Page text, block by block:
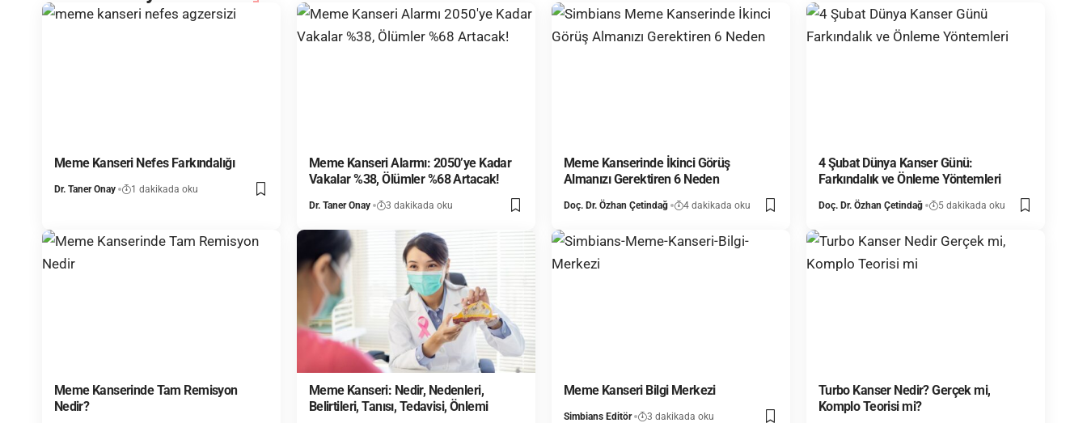
Meme Kanseri Nefes Farkındalığı
Dr. Taner Onay 1 dakikada oku
Meme Kanseri Alarmı: 2050’ye Kadar
Vakalar %38, Ölümler %68 Artacak!
Dr. Taner Onay 3 dakikada oku
Meme Kanserinde İkinci Görüş
Almanızı Gerektiren 6 Neden
Doç. Dr. Özhan Çetindağ 4 dakikada oku
4 Şubat Dünya Kanser Günü:
Farkındalık ve Önleme Yöntemleri
Doç. Dr. Özhan Çetindağ 5 dakikada oku
Meme Kanserinde Tam Remisyon
Nedir?
Meme Kanseri: Nedir, Nedenleri,
Belirtileri, Tanısı, Tedavisi, Önlemi
Meme Kanseri Bilgi Merkezi
Simbians Editör 3 dakikada oku
Turbo Kanser Nedir? Gerçek mi,
Komplo Teorisi mi?